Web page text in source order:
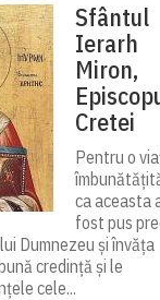
Sfântul
Ierarh
Miron,
Cretei
Pentru o
ca aceasta
fost pus
Dumnezeu și învăța
credință și le
cele...